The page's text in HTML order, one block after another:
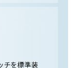
チを標準装